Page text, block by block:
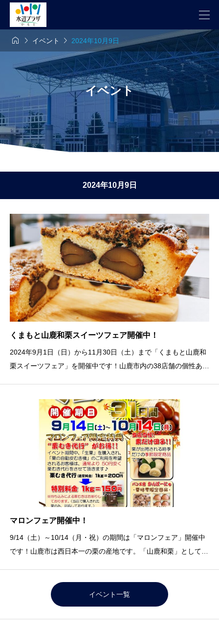
  イベント  2024年10月9日
イベント
2024年10月9日
くまもと山鹿和栗スイーツフェア開催中！
2024年9月1日（日）から11月30日（土）まで「くまもと山鹿和
栗スイーツフェア」を開催中です！山鹿市内の38店舗の個性ある
してありますので、お店を巡ってス
マロンフェア開催中！
9/14（土）～10/14（月・祝）の期間は「マロンフェア」開催中
です！山鹿市は西日本一の栗の産地です。「山鹿和栗」として認
ル・オ・マロン」、「栗あんぱん」、お菓子
イベント一覧